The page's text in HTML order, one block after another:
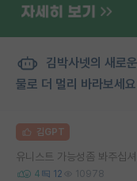
김박사넷의 새로
물로 더 멀리 바라보세
김GPT
유니스트 가능성좀 봐주십셔
4 12 10978